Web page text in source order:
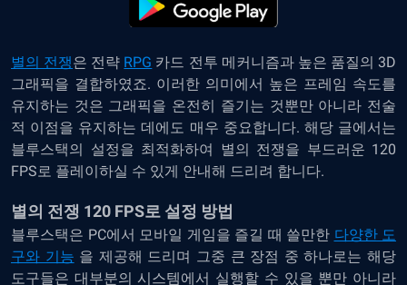
별의 전쟁은 전략 RPG 카드 전투 메커니즘과 높은 품질의 3D
그래픽을 결합하였죠. 이러한 의미에서 높은 프레임 속도를
유지하는 것은 그래픽을 온전히 즐기는 것뿐만 아니라 전술
적 이점을 유지하는 데에도 매우 중요합니다. 해당 글에서는
블루스택의 설정을 최적화하여 별의 전쟁을 부드러운 120
FPS로 플레이하실 수 있게 안내해 드리려 합니다.
별의 전쟁 120 FPS로 설정 방법
블루스택은 PC에서 모바일 게임을 즐길 때 쓸만한 다양한 도
구와 기능 을 제공해 드리며 그중 큰 장점 중 하나로는 해당
도구들은 대부분의 시스템에서 실행할 수 있을 뿐만 아니라